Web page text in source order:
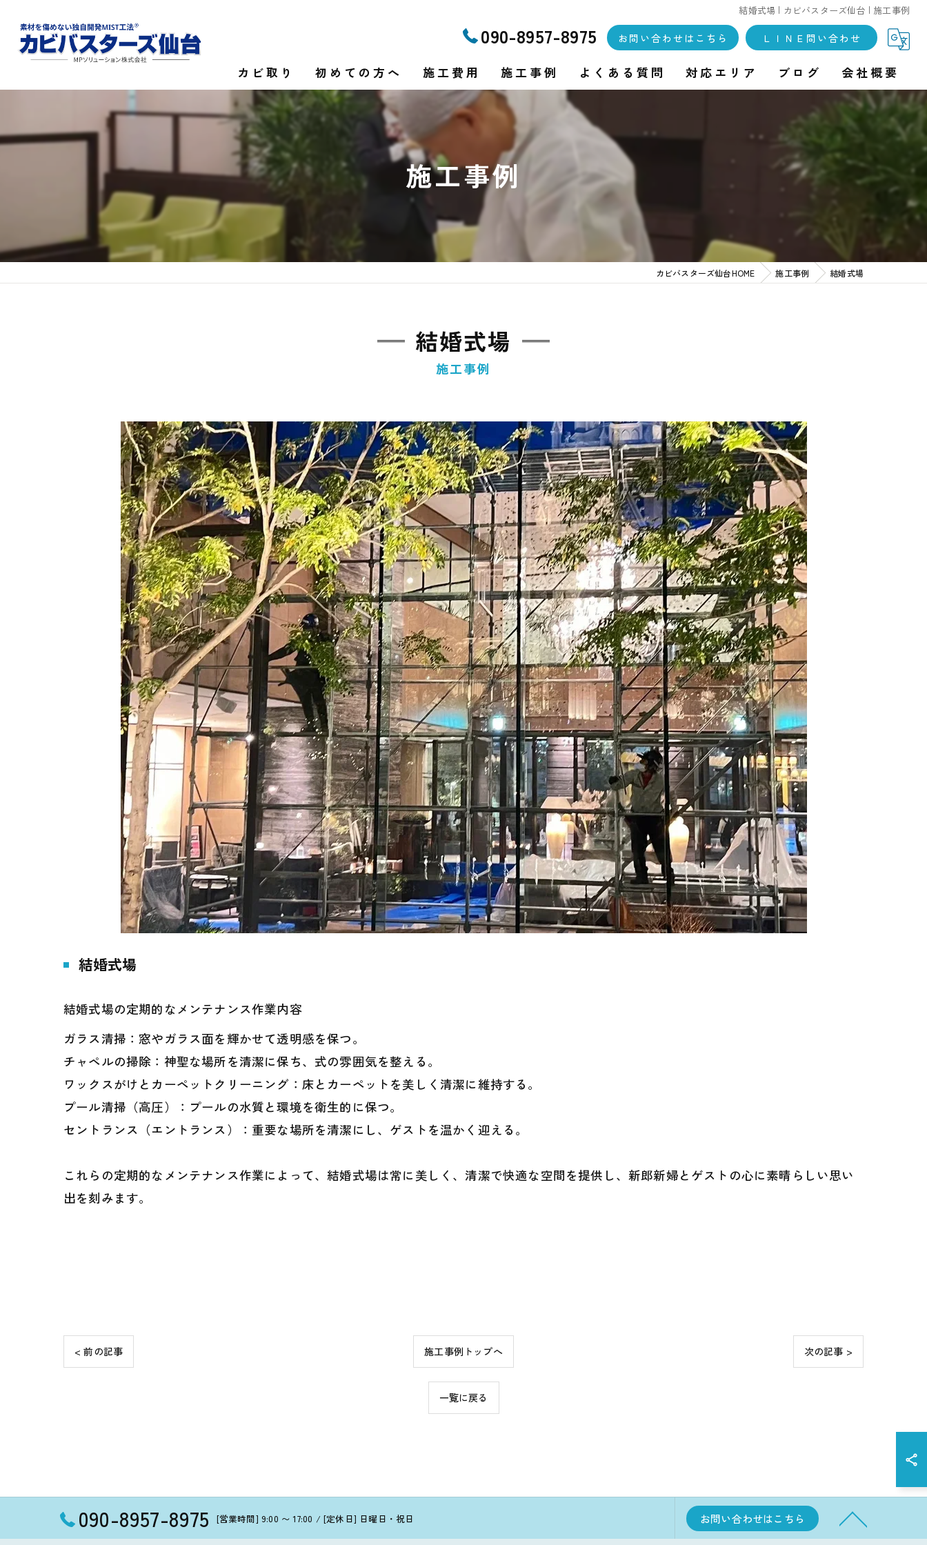
結婚式場 | カビバスターズ仙台 | 施工事例
090-8957-8975 お問い合わせはこちら ＬＩＮＥ問い合わせ
カビ取り
カビ菌検査
家庭のカビ取り
施設のカビ取り
初めての方へ 施工費用 施工事例 よくある質問 対応エリア ブログ 会社概要
施工事例
カビバスターズ仙台HOME 施工事例 結婚式場
施工事例
結婚式場
結婚式場
結婚式場の定期的なメンテナンス作業内容
ガラス清掃：窓やガラス面を輝かせて透明感を保つ。
チャペルの掃除：神聖な場所を清潔に保ち、式の雰囲気を整える。
ワックスがけとカーペットクリーニング：床とカーペットを美しく清潔に維持する。
プール清掃（高圧）：プールの水質と環境を衛生的に保つ。
セントランス（エントランス）：重要な場所を清潔にし、ゲストを温かく迎える。
これらの定期的なメンテナンス作業によって、結婚式場は常に美しく、清潔で快適な空間を提供し、新郎新婦とゲストの心に素晴らしい思い
出を刻みます。
< 前の記事 施工事例トップへ 次の記事 >
一覧に戻る
090-8957-8975 [営業時間] 9:00 〜 17:00 / [定休日] 日曜日・祝日 お問い合わせはこちら